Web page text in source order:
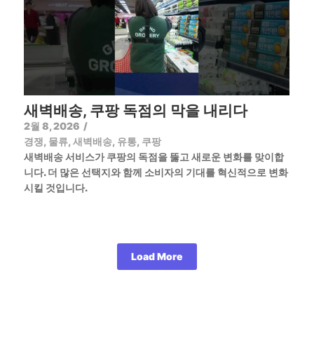
새벽배송, 쿠팡 독점의 막을 내리다
2월 8, 2026 /
경쟁, 물류, 새벽배송, 유통, 쿠팡
새벽배송 서비스가 쿠팡의 독점을 뚫고 새로운 변화를 맞이합
니다. 더 많은 선택지와 함께 소비자의 기대를 혁신적으로 변화
시킬 것입니다.
Load More